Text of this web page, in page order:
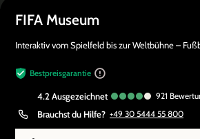
FIFA Museum
Interaktiv vom Spielfeld bis zur Weltbühne –
Bestpreisgarantie
4.2 ausgezeichnet 921
Brauchst du Hilfe? +49 30 5444 55 800